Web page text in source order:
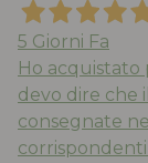
5 Giorni Fa
Ho acquistato
devo dire che
consegnate